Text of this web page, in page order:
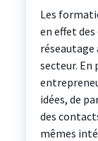
Les
en effet
réseautage
secteur.
idées, de
des
mêmes